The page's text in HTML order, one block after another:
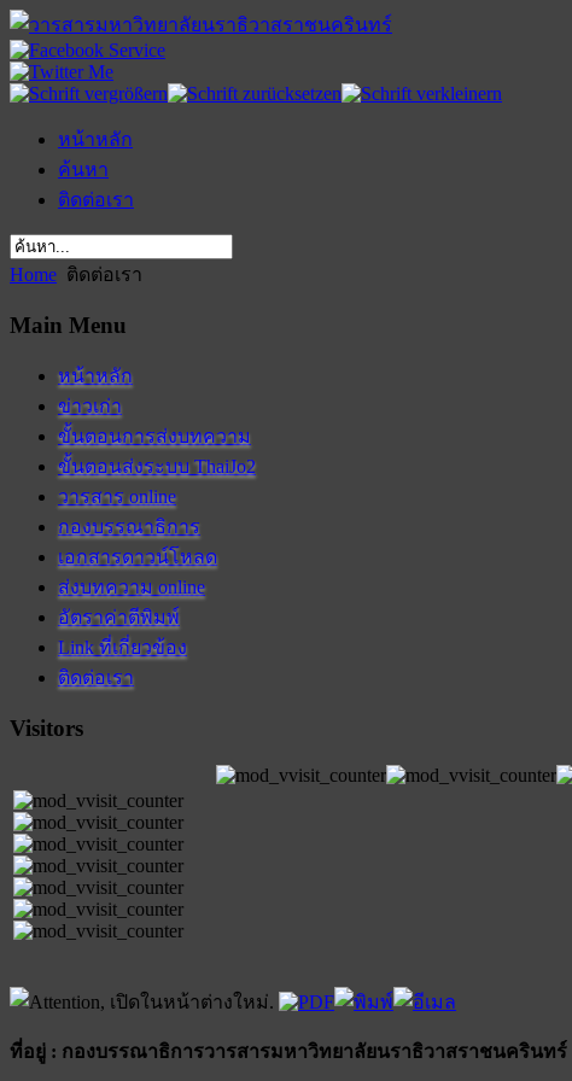
หน้าหลัก
ค้นหา
ติดต่อเรา
Home ติดต่อเรา
Main Menu
หน้าหลัก
ข่าวเก่า
ขั้นตอนการส่งบทความ
ขั้นตอนส่งระบบ ThaiJo2
วารสาร online
กองบรรณาธิการ
เอกสารดาวน์โหลด
ส่งบทความ online
อัตราค่าตีพิมพ์
Link ที่เกี่ยวข้อง
ติดต่อเรา
Visitors
ที่อยู่ : กองบรรณาธิการวารสารมหาวิทยาลัยนราธิวาสราชนครินทร์